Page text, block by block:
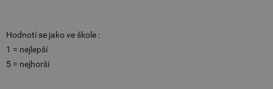
Hodnotí se jako ve škole :
1 = nejlepší
5 = nejhorší